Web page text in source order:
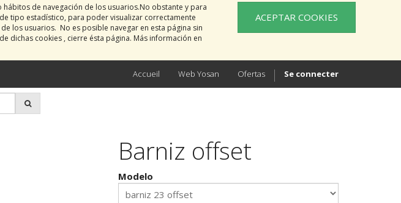
de navegación de los usuarios.No obstante y para
tipo estadístico, para poder visualizar correctamente
los usuarios. No es posible navegar en esta página sin
dichas cookies , cierre ésta página. Más información en
ACEPTAR COOKIES
Accueil Web Yosan Ofertas Se connecter
Barniz offset
Modelo